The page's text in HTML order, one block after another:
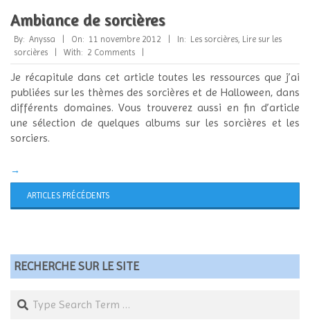
Ambiance de sorcières
2012-
11-
11
By: Anyssa On: 11 novembre 2012 In: Les sorcières, Lire sur les
sorcières
With: 2 Comments
Je récapitule dans cet article toutes les ressources que j’ai
publiées sur les thèmes des sorcières et de Halloween, dans
différents domaines. Vous trouverez aussi en fin d’article
une sélection de quelques albums sur les sorcières et les
sorciers.
→
ARTICLES PRÉCÉDENTS
RECHERCHE SUR LE SITE
Search